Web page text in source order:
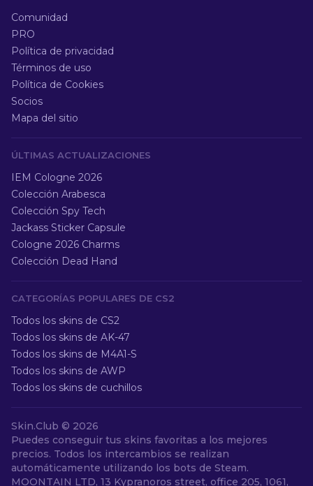
Comunidad
PRO
Política de privacidad
Términos de uso
Política de Cookies
Socios
Mapa del sitio
ÚLTIMAS ACTUALIZACIONES
IEM Cologne 2026
Colección Arabesca
Colección Spy Tech
Jackass Sticker Capsule
Cologne 2026 Charms
Colección Dead Hand
CATEGORÍAS POPULARES DE CS2
Todos los skins de CS2
Todos los skins de AK-47
Todos los skins de M4A1-S
Todos los skins de AWP
Todos los skins de cuchillos
Skin.Club © 2026
Puedes conseguir tus skins favoritas a los mejores
precios. Todos los intercambios se realizan
automáticamente utilizando los bots de Steam.
MOONTAIN LTD, 13 Kypranoros street, office 205, 1061,